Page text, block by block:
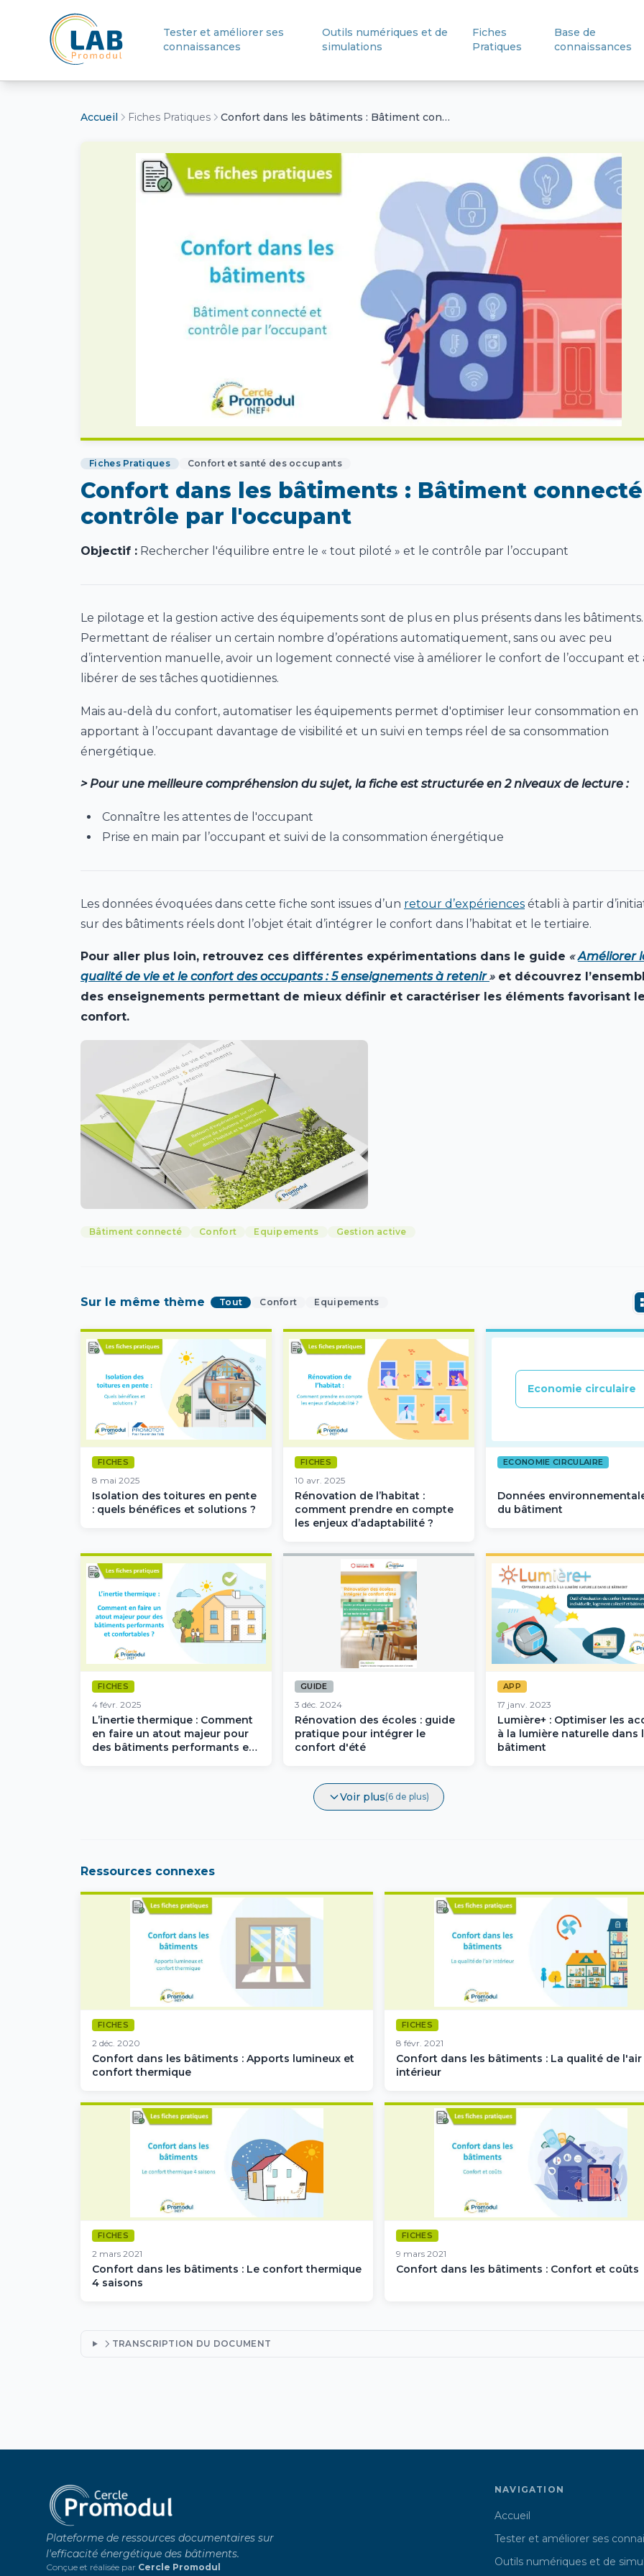
Retour à l'accueil
Tester et améliorer ses
connaissances
Outils numériques et de
simulations
Fiches
Pratiques
Base de
connaissances
Accueil Fiches Pratiques Confort dans les bâtiments : Bâtiment connecté et contrôle par l'occupant
Fiches Pratiques Confort et santé des occupants
Confort dans les bâtiments : Bâtiment
contrôle par l'occupant
Objectif : Rechercher l'équilibre entre le « tout piloté » et le contrôle par l’occupant
Le pilotage et la gestion active des équipements sont de plus en plus présents dans les bâtiments.
Permettant de réaliser un certain nombre d’opérations automatiquement, sans ou avec peu
d’intervention manuelle, avoir un logement connecté vise à améliorer le confort de l’occupant et
libérer de ses tâches quotidiennes.
Mais au-delà du confort, automatiser les équipements permet d'optimiser leur consommation en
apportant à l’occupant davantage de visibilité et un suivi en temps réel de sa consommation
énergétique.
> Pour une meilleure compréhension du sujet, la fiche est structurée en 2 niveaux de lecture :
Connaître les attentes de l'occupant
Prise en main par l’occupant et suivi de la consommation énergétique
Les données évoquées dans cette fiche sont issues d’un retour d’expériences établi à partir
sur des bâtiments réels dont l’objet était d’intégrer le confort dans l’habitat et le tertiaire.
Pour aller plus loin, retrouvez ces différentes expérimentations dans le guide «Améliorer
qualité de vie et le confort des occupants : 5 enseignements à retenir» et découvrez
des enseignements permettant de mieux définir et caractériser les éléments favorisant
confort.
Bâtiment connecté Confort Equipements Gestion active
Sur le même thème Tout Confort Equipements
FICHES
8 mai 2025
Isolation des toitures en pente
: quels bénéfices et solutions ?
FICHES
10 avr. 2025
Rénovation de l’habitat :
comment prendre en compte
les enjeux d’adaptabilité ?
Economie circulaire
ECONOMIE CIRCULAIRE
Données
du bâtiment
FICHES
4 févr. 2025
L’inertie thermique : Comment
en faire un atout majeur pour
des bâtiments performants et
GUIDE
3 déc. 2024
Rénovation des écoles : guide
pratique pour intégrer le
confort d'été
APP
17 janv. 2023
Lumière+ : Optimiser les
à la lumière naturelle dans
bâtiment
Voir plus(6 de plus)
Ressources connexes
FICHES
2 déc. 2020
Confort dans les bâtiments : Apports lumineux et
confort thermique
FICHES
8 févr. 2021
Confort dans les bâtiments : La qualité de l'air
intérieur
FICHES
2 mars 2021
Confort dans les bâtiments : Le confort thermique
4 saisons
FICHES
9 mars 2021
Confort dans les bâtiments : Confort et coûts
TRANSCRIPTION DU DOCUMENT
Plateforme de ressources documentaires sur
l'efficacité énergétique des bâtiments.
Conçue et réalisée par Cercle Promodul
NAVIGATION
Accueil
Tester et améliorer ses
Outils numériques et de